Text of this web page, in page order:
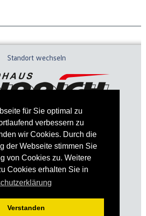
für Sie optimal zu
verbessern zu
wir Cookies. Durch die
der Webseite stimmen Sie
von Cookies zu. Weitere
Cookies erhalten Sie in
Verstanden
Standort wechseln
Datenschutz